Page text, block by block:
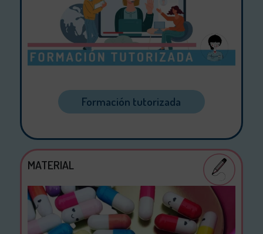
Formación tutorizada
MATERIAL